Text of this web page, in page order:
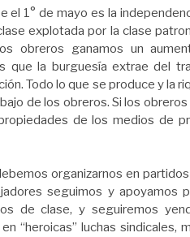
el 1° de mayo es la
explotada por la clase
obreros ganamos un
que la burguesía extrae del
Todo lo que se produce y la
de los obreros. Si los
de los medios de
organizarnos en
seguimos y apoyamos
de clase, y seguiremos
“heroicas” luchas sindicales,